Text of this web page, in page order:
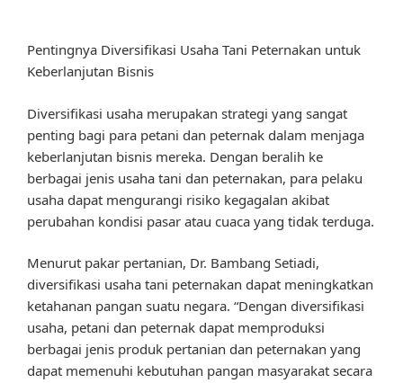
Pentingnya Diversifikasi Usaha Tani Peternakan untuk
Keberlanjutan Bisnis
Diversifikasi usaha merupakan strategi yang sangat
penting bagi para petani dan peternak dalam menjaga
keberlanjutan bisnis mereka. Dengan beralih ke
berbagai jenis usaha tani dan peternakan, para pelaku
usaha dapat mengurangi risiko kegagalan akibat
perubahan kondisi pasar atau cuaca yang tidak terduga.
Menurut pakar pertanian, Dr. Bambang Setiadi,
diversifikasi usaha tani peternakan dapat meningkatkan
ketahanan pangan suatu negara. “Dengan diversifikasi
usaha, petani dan peternak dapat memproduksi
berbagai jenis produk pertanian dan peternakan yang
dapat memenuhi kebutuhan pangan masyarakat secara